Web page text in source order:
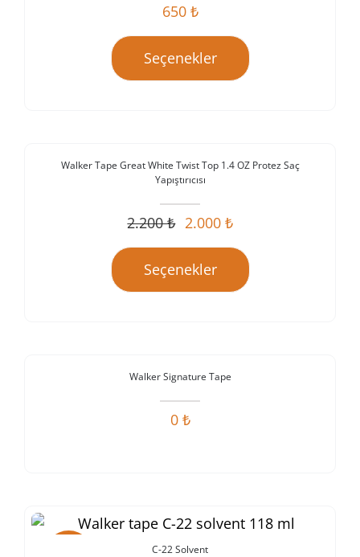
650 ₺
Seçenekler
Walker Tape Great White Twist Top 1.4 OZ Protez Saç
Yapıştırıcısı
2.200₺
Orijinal
fiyat:
2.200 ₺.
2.000 ₺
Şu
andaki
fiyat:
2.000 ₺.
Seçenekler
Walker Signature Tape
0 ₺
C-22 Solvent